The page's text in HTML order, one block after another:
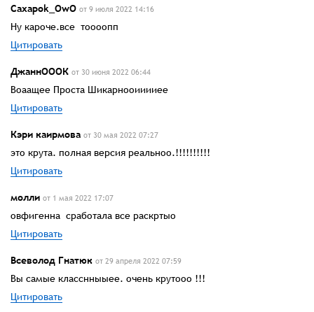
Caxapok_OwO от 9 июля 2022 14:16
Ну кароче.все тоооопп
Цитировать
ДжаннОООК от 30 июня 2022 06:44
Воаащее Проста Шикарнооииииее
Цитировать
Кэри каирмова от 30 мая 2022 07:27
это крута. полная версия реальноо.!!!!!!!!!!
Цитировать
молли от 1 мая 2022 17:07
овфигенна сработала все раскртыо
Цитировать
Всеволод Гнатюк от 29 апреля 2022 07:59
Вы самые класснныыее. очень крутооо !!!
Цитировать